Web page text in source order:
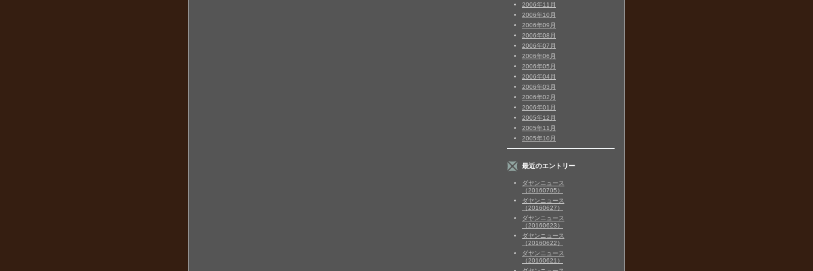
2006年11月
2006年10月
2006年09月
2006年08月
2006年07月
2006年06月
2006年05月
2006年04月
2006年03月
2006年02月
2006年01月
2005年12月
2005年11月
2005年10月
最近のエントリー
ダヤンニュース
（20160705）
ダヤンニュース
（20160627）
ダヤンニュース
（20160623）
ダヤンニュース
（20160622）
ダヤンニュース
（20160621）